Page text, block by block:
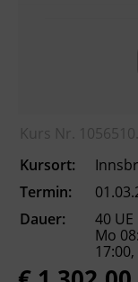
Nach
die
die
den
Kurs Nr.
Kursort:
Termin:
Dauer:
40 UE
Mo